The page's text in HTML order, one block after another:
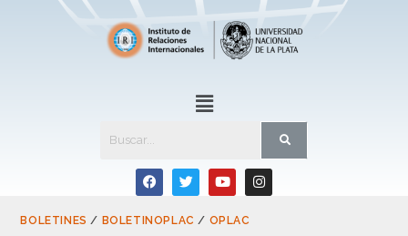
BOLETINES / BOLETINOPLAC / OPLAC